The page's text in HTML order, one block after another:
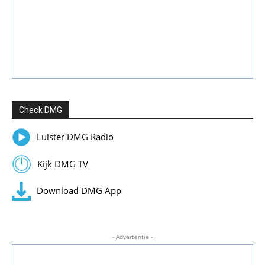
Check DMG
Luister DMG Radio
Kijk DMG TV
Download DMG App
- Advertentie -